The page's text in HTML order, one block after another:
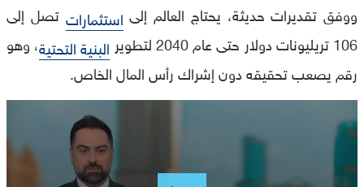
ووفق تقديرات حديثة، يحتاج العالم إلى استثمارات تصل إلى
106 تريليونات دولار حتى عام 2040 لتطوير
البنية التحتية، وهو
رقم يصعب تحقيقه دون إشراك رأس المال الخاص.
of